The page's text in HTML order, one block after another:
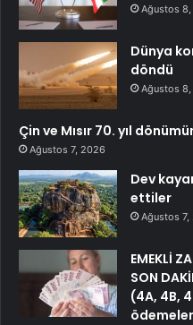
Ağustos
Dünya
döndü
Ağustos
Çin ve Mısır 70. yıl
Ağustos 7, 2026
Dev
ettiler
Ağustos 7,
EMEKLİ
SON
(4A, 4B,